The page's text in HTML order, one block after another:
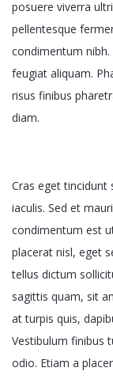
posuere viverra
pellentesque
condimentum
feugiat aliquam.
risus finibus
diam.
Cras eget tincidunt
iaculis. Sed et
condimentum est
placerat nisl, eget
tellus dictum
sagittis quam, sit
at turpis quis,
Vestibulum finibus
odio. Etiam a